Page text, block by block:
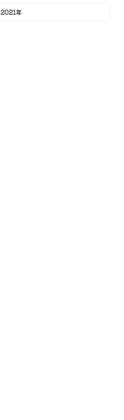
要なステップと注意点
2021年